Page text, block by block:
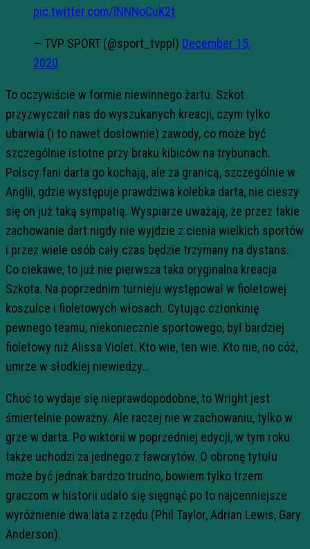
pic.twitter.com/lNNNoCuK2t
— TVP SPORT (@sport_tvppl) December 15,
2020
To oczywiście w formie niewinnego żartu. Szkot
przyzwyczaił nas do wyszukanych kreacji, czym tylko
ubarwia (i to nawet dosłownie) zawody, co może być
szczególnie istotne przy braku kibiców na trybunach.
Polscy fani darta go kochają, ale za granicą, szczególnie w
Anglii, gdzie występuje prawdziwa kolebka darta, nie cieszy
się on już taką sympatią. Wyspiarze uważają, że przez takie
zachowanie dart nigdy nie wyjdzie z cienia wielkich sportów
i przez wiele osób cały czas będzie trzymany na dystans.
Co ciekawe, to już nie pierwsza taka oryginalna kreacja
Szkota. Na poprzednim turnieju występował w fioletowej
koszulce i fioletowych włosach. Cytując członkinię
pewnego teamu, niekoniecznie sportowego, był bardziej
fioletowy niż Alissa Violet. Kto wie, ten wie. Kto nie, no cóż,
umrze w słodkiej niewiedzy…
Choć to wydaje się nieprawdopodobne, to Wright jest
śmiertelnie poważny. Ale raczej nie w zachowaniu, tylko w
grze w darta. Po wiktorii w poprzedniej edycji, w tym roku
także uchodzi za jednego z faworytów. O obronę tytułu
może być jednak bardzo trudno, bowiem tylko trzem
graczom w historii udało się sięgnąć po to najcenniejsze
wyróżnienie dwa lata z rzędu (Phil Taylor, Adrian Lewis, Gary
Anderson).